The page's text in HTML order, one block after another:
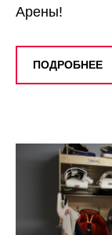
Арены!
ПОДРОБНЕЕ